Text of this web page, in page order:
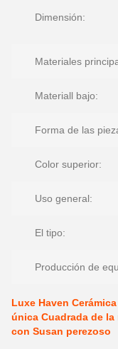
Dimensión:
Materiales
Materiall bajo:
Forma de las
Color superior:
Uso general:
El tipo:
Producción de
Luxe Haven
única Cuadrada de
con Susan perezoso